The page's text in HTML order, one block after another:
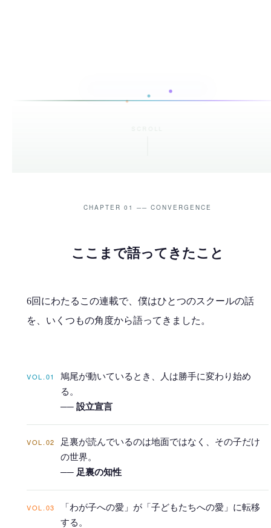
CHAPTER 01 ── CONVERGENCE
ここまで語ってきたこと
6回にわたるこの連載で、僕はひとつのスクールの話
を、いくつもの角度から語ってきました。
VOL.01
鳩尾が動いているとき、人は勝手に変わり始め
る。
── 設立宣言
VOL.02
足裏が読んでいるのは地面ではなく、その子だけ
の世界。
── 足裏の知性
VOL.03
「わが子への愛」が「子どもたちへの愛」に転移
する。